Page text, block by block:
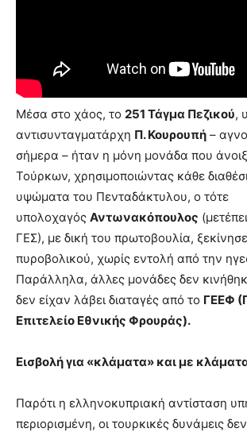
Μέσα στο χάος, το 251 Τάγμα Πεζικού,
αντισυνταγματάρχη Π. Κουρουπή –
σήμερα – ήταν η μόνη μονάδα που
Τούρκων, χρησιμοποιώντας κάθε
υψώματα του Πενταδάκτυλου, ο τότε
υπολοχαγός Αντωνακόπουλος
ΓΕΣ), με δική του πρωτοβουλία,
πυροβολικού, χωρίς εντολή από την
Παράλληλα, άλλες μονάδες δεν
δεν είχαν λάβει διαταγές από το ΓΕΕΦ
Επιτελείο Εθνικής Φρουράς).
Εισβολή για «κλάματα» και με
Παρότι η ελληνοκυπριακή αντίσταση
περιορισμένη, οι τουρκικές δυνάμεις